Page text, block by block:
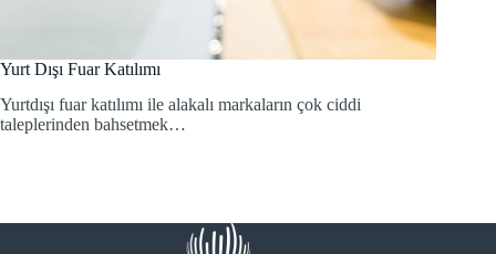
Yurt Dışı Fuar Katılımı
Yurtdışı fuar katılımı ile alakalı markaların çok ciddi
taleplerinden bahsetmek…